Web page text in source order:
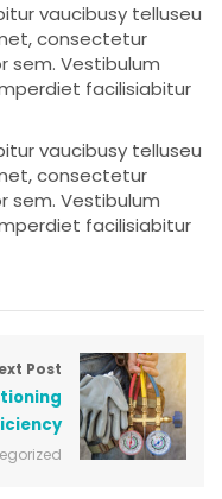
vaucibusy telluseu
consectetur
sem. Vestibulum
facilisiabitur
vaucibusy telluseu
consectetur
sem. Vestibulum
facilisiabitur
Post